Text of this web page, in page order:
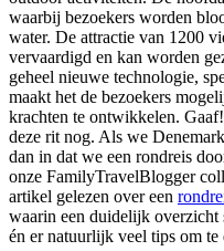
waarbij bezoekers worden
water. De attractie van 1200
vervaardigd en kan worden
geheel nieuwe technologie,
maakt het de bezoekers
krachten te ontwikkelen.
deze rit nog. Als we
dan in dat we een rondreis
onze FamilyTravelBlogger
artikel gelezen over een
waarin een duidelijk overzicht
én er natuurlijk veel tips om te